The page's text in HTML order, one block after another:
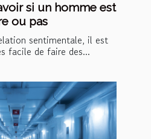
si un homme est
ou pas
sentimentale, il est
facile de faire des...